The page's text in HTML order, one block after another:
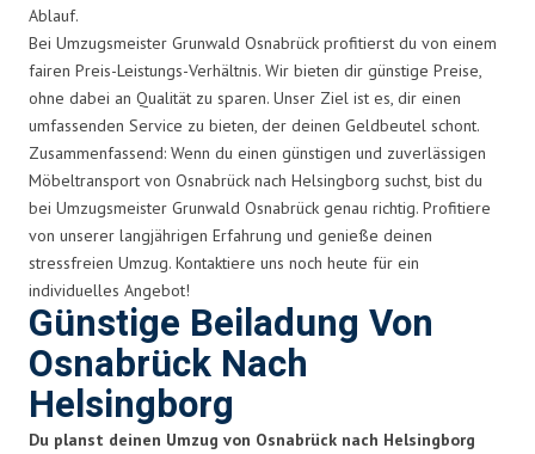
Ablauf.
Bei Umzugsmeister Grunwald Osnabrück profitierst du von einem
fairen Preis-Leistungs-Verhältnis. Wir bieten dir günstige Preise,
ohne dabei an Qualität zu sparen. Unser Ziel ist es, dir einen
umfassenden Service zu bieten, der deinen Geldbeutel schont.
Zusammenfassend: Wenn du einen günstigen und zuverlässigen
Möbeltransport von Osnabrück nach Helsingborg suchst, bist du
bei Umzugsmeister Grunwald Osnabrück genau richtig. Profitiere
von unserer langjährigen Erfahrung und genieße deinen
stressfreien Umzug. Kontaktiere uns noch heute für ein
individuelles Angebot!
Günstige Beiladung Von
Osnabrück Nach
Helsingborg
Du planst deinen Umzug von Osnabrück nach Helsingborg